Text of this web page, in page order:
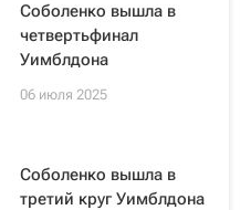
Соболенко вышла в
четвертьфинал
Уимблдона
06 июля 2025
Соболенко вышла в
третий круг Уимблдона